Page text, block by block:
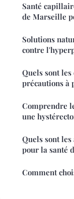
Santé
de Marseille
Solutions
contre
Quels sont
précautions à
Comprendre
une
Quels sont
pour la santé
Comment